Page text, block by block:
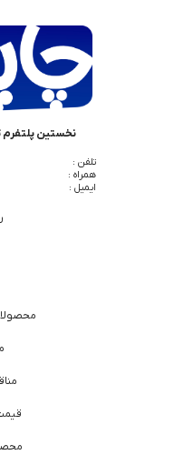
نخستین
تلفن :
همراه :
ایمیل :